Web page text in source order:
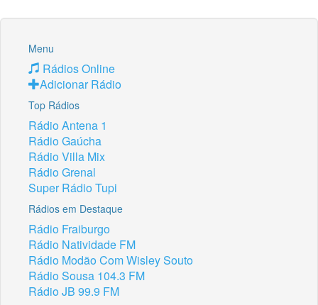
Menu
Rádios Online
Adicionar Rádio
Top Rádios
Rádio Antena 1
Rádio Gaúcha
Rádio Villa Mix
Rádio Grenal
Super Rádio Tupi
Rádios em Destaque
Rádio Fraiburgo
Rádio Natividade FM
Rádio Modão Com Wisley Souto
Rádio Sousa 104.3 FM
Rádio JB 99.9 FM